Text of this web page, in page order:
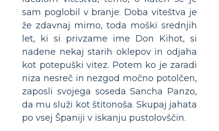
sam poglobil v branje. Doba viteštva je
že zdavnaj mimo, toda moški srednjih
let, ki si privzame ime Don Kihot, si
nadene nekaj starih oklepov in odjaha
kot potepuški vitez. Potem ko je zaradi
niza nesreč in nezgod močno potolčen,
zaposli svojega soseda Sancha Panzo,
da mu služi kot štitonoša. Skupaj jahata
po vsej Španiji v iskanju pustolovščin.